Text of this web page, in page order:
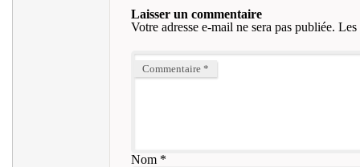
Laisser un commentaire
Votre adresse e-mail ne sera pas publiée. Les
Commentaire *
Nom*